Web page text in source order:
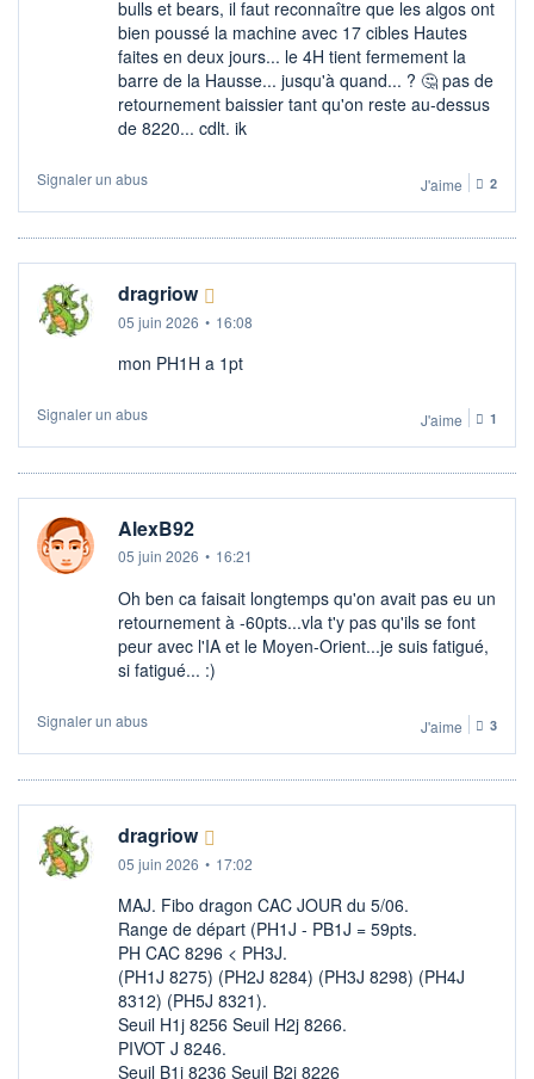
bulls et bears, il faut reconnaître que les algos ont
bien poussé la machine avec 17 cibles Hautes
faites en deux jours... le 4H tient fermement la
barre de la Hausse... jusqu'à quand... ? 🤔​ pas de
retournement baissier tant qu'on reste au-dessus
de 8220... cdlt. ik
Signaler un abus J'aime 2
dragriow
05 juin 2026 • 16:08
mon PH1H a 1pt
Signaler un abus J'aime 1
AlexB92
05 juin 2026 • 16:21
Oh ben ca faisait longtemps qu'on avait pas eu un
retournement à -60pts...vla t'y pas qu'ils se font
peur avec l'IA et le Moyen-Orient...je suis fatigué,
si fatigué... :)
Signaler un abus J'aime 3
dragriow
05 juin 2026 • 17:02
MAJ. Fibo dragon CAC JOUR du 5/06.
Range de départ (PH1J - PB1J = 59pts.
PH CAC 8296 < PH3J.
(PH1J 8275) (PH2J 8284) (PH3J 8298) (PH4J
8312) (PH5J 8321).
Seuil H1j 8256 Seuil H2j 8266.
PIVOT J 8246.
Seuil B1j 8236 Seuil B2j 8226